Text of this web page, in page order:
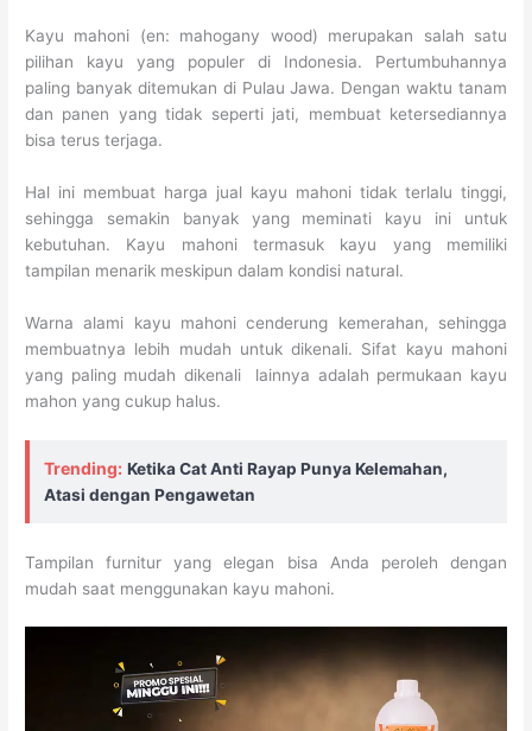
Kayu mahoni (en: mahogany wood) merupakan salah satu
pilihan kayu yang populer di Indonesia. Pertumbuhannya
paling banyak ditemukan di Pulau Jawa. Dengan waktu tanam
dan panen yang tidak seperti jati, membuat ketersediannya
bisa terus terjaga.
Hal ini membuat harga jual kayu mahoni tidak terlalu tinggi,
sehingga semakin banyak yang meminati kayu ini untuk
kebutuhan. Kayu mahoni termasuk kayu yang memiliki
tampilan menarik meskipun dalam kondisi natural.
Warna alami kayu mahoni cenderung kemerahan, sehingga
membuatnya lebih mudah untuk dikenali. Sifat kayu mahoni
yang paling mudah dikenali lainnya adalah permukaan kayu
mahon yang cukup halus.
Trending: Ketika Cat Anti Rayap Punya Kelemahan,
Atasi dengan Pengawetan
Tampilan furnitur yang elegan bisa Anda peroleh dengan
mudah saat menggunakan kayu mahoni.